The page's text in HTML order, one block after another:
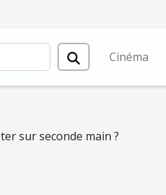
Cinéma
sur seconde main ?